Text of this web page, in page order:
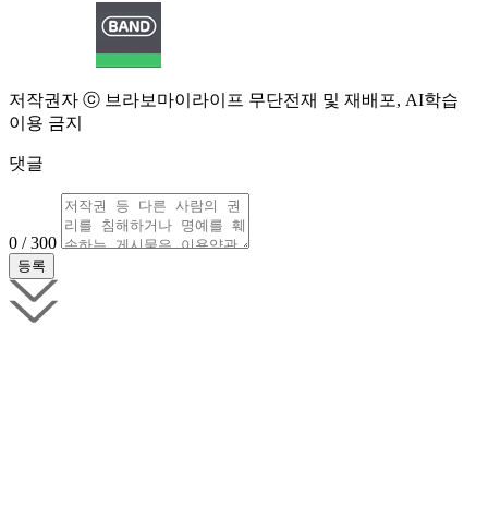
저작권자 ⓒ 브라보마이라이프 무단전재 및 재배포, AI학습
이용 금지
댓글
0 / 300